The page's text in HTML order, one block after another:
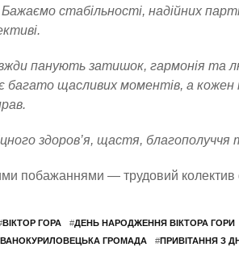
стабільності, надійних
панують затишок, гармонія та
багато щасливих моментів, а кожен
здоров’я, щастя,
побажаннями — трудовий колектив
ВІКТОР ГОРА #ДЕНЬ НАРОДЖЕННЯ ВІКТОРА ГОРИ
ГРОМАДА #ПРИВІТАННЯ З